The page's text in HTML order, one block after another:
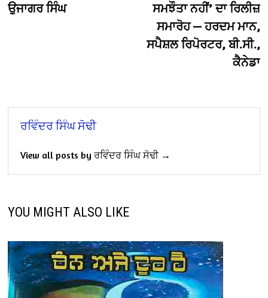
ਉਜਾਗਰ ਸਿੰਘ
ਸਮਝੌਤਾ ਨਹੀਂ’ ਦਾ ਰਿਲੀਜ਼
ਸਮਾਰੋਹ — ਹਰਦਮ ਮਾਨ,
ਸਪੈਸ਼ਲ ਰਿਪੋਰਟਰ, ਬੀ.ਸੀ.,
ਕੈਨੇਡਾ
ਰਵਿੰਦਰ ਸਿੰਘ ਸੋਢੀ
View all posts by ਰਵਿੰਦਰ ਸਿੰਘ ਸੋਢੀ →
YOU MIGHT ALSO LIKE